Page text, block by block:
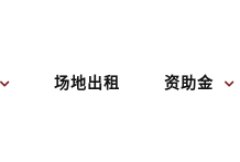
场地出租 资助金